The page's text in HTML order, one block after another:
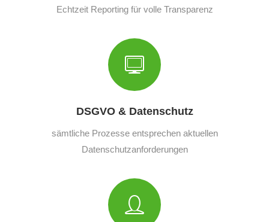
Echtzeit Reporting für volle Transparenz
DSGVO & Datenschutz
sämtliche Prozesse entsprechen aktuellen
Datenschutzanforderungen